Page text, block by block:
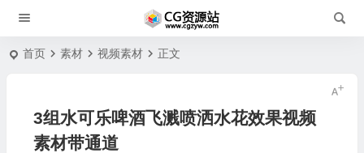
首页 素材 视频素材 正文
3组水可乐啤酒飞溅喷洒水花效果视频
素材带通道